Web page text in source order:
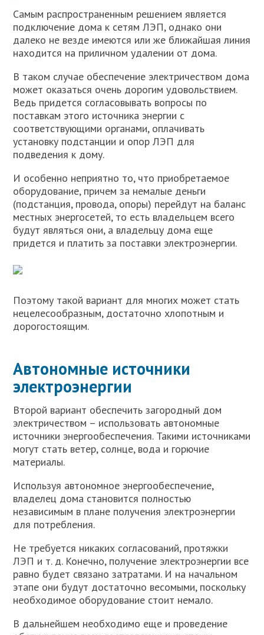
Самым распространенным решением является
подключение дома к сетям ЛЭП, однако они
далеко не везде имеются или же ближайшая линия
находится на приличном удалении от дома.
В таком случае обеспечение электричеством дома
может оказаться очень дорогим удовольствием.
Ведь придется согласовывать вопросы по
поставкам этого источника энергии с
соответствующими органами, оплачивать
установку подстанции и опор ЛЭП для
подведения к дому.
И особенно неприятно то, что приобретаемое
оборудование, причем за немалые деньги
(подстанция, провода, опоры) перейдут на баланс
местных энергосетей, то есть владельцем всего
будут являться они, а владельцу дома еще
придется и платить за поставки электроэнергии.
Поэтому такой вариант для многих может стать
нецелесообразным, достаточно хлопотным и
дорогостоящим.
Автономные источники
электроэнергии
Второй вариант обеспечить загородный дом
электричеством – использовать автономные
источники энергообеспечения. Такими источниками
могут стать ветер, солнце, вода и горючие
материалы.
Используя автономное энергообеспечение,
владелец дома становится полностью
независимым в плане получения электроэнергии
для потребления.
Не требуется никаких согласований, протяжки
ЛЭП и т. д. Конечно, получение электроэнергии все
равно будет связано затратами. И на начальном
этапе они будут достаточно весомыми, поскольку
необходимое оборудование стоит немало.
В дальнейшем необходимо еще и проведение